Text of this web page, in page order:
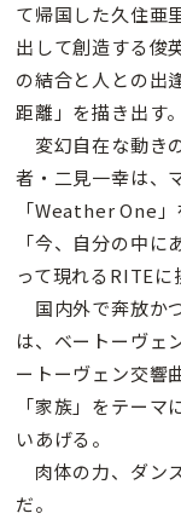
て帰国した久住亜
出して創造する俊
の結合と人との出
距離」を描き出す。
変幻自在な動き
者・二見一幸は、
「Weather One
「今、自分の中
って現れるRITEに
国内外で奔放か
は、ベートーヴェ
ートーヴェン交響
「家族」をテー
いあげる。
肉体の力、ダン
だ。